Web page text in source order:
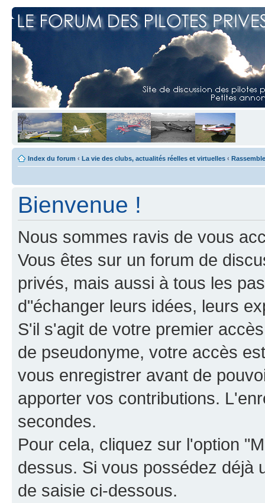
Index du forum ‹ La vie des clubs, actualités réelles et virtuelles ‹
Bienvenue !
Nous sommes ravis de vous
Vous êtes sur un forum de
privés, mais aussi à tous les
d"échanger leurs idées, leurs
S'il s'agit de votre premier
de pseudonyme, votre accès
vous enregistrer avant de
apporter vos contributions.
secondes.
Pour cela, cliquez sur l'option
dessus. Si vous possédez déjà
de saisie ci-dessous.